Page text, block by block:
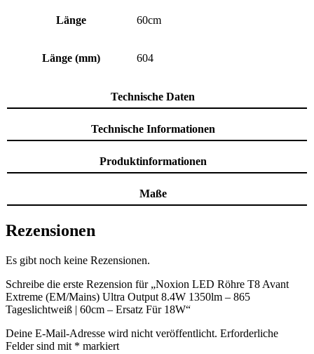
Länge 60cm
Länge (mm) 604
Technische Daten
Technische Informationen
Produktinformationen
Maße
Rezensionen
Es gibt noch keine Rezensionen.
Schreibe die erste Rezension für „Noxion LED Röhre T8 Avant
Extreme (EM/Mains) Ultra Output 8.4W 1350lm – 865
Tageslichtweiß | 60cm – Ersatz Für 18W“
Deine E-Mail-Adresse wird nicht veröffentlicht. Erforderliche
Felder sind mit * markiert